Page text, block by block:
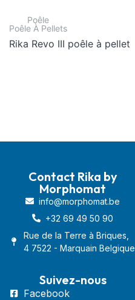
Poêle
Poêle À Pellets
Rika Revo III poêle à pellet
Contact Rika by
Morphomat
info@morphomat.be
+32 69 49 50 90
Rue de la Terre à Briques,
4 7522 - Marquain Belgique
Suivez-nous
Facebook